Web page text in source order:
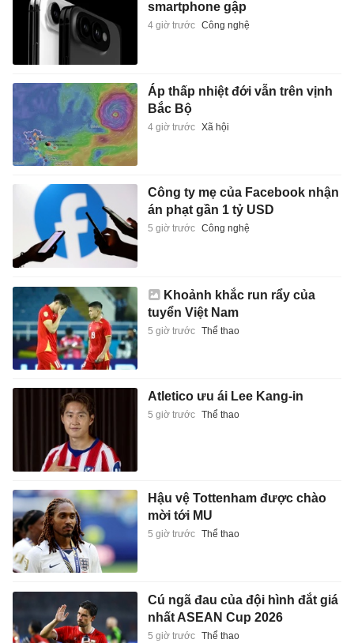
smartphone gập
4 giờ trước Công nghệ
Áp thấp nhiệt đới vẫn trên vịnh
Bắc Bộ
4 giờ trước Xã hội
Công ty mẹ của Facebook nhận
án phạt gần 1 tỷ USD
5 giờ trước Công nghệ
Khoảnh khắc run rẩy của
tuyển Việt Nam
5 giờ trước Thể thao
Atletico ưu ái Lee Kang-in
5 giờ trước Thể thao
Hậu vệ Tottenham được chào
mời tới MU
5 giờ trước Thể thao
Cú ngã đau của đội hình đắt giá
nhất ASEAN Cup 2026
5 giờ trước Thể thao